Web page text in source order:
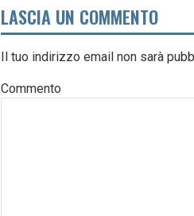
LASCIA UN COMMENTO
Il tuo indirizzo email non sarà
Commento